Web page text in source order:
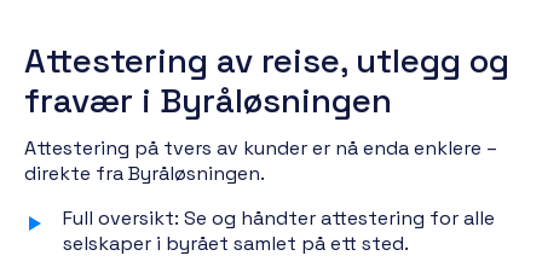
Attestering av reise, utlegg og
fravær i Byråløsningen
Attestering på tvers av kunder er nå enda enklere –
direkte fra Byråløsningen.
Full oversikt: Se og håndter attestering for alle
selskaper i byrået samlet på ett sted.